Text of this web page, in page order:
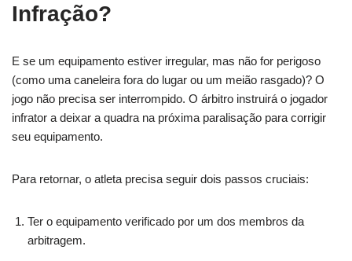
Infração?
E se um equipamento estiver irregular, mas não for perigoso
(como uma caneleira fora do lugar ou um meião rasgado)? O
jogo não precisa ser interrompido. O árbitro instruirá o jogador
infrator a deixar a quadra na próxima paralisação para corrigir
seu equipamento.
Para retornar, o atleta precisa seguir dois passos cruciais:
Ter o equipamento verificado por um dos membros da
arbitragem.